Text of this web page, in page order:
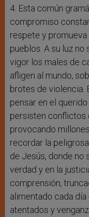
4. Esta común
compromiso
respete y
pueblos. A su luz
vigor los males de
afligen al mundo,
brotes de violencia.
pensar en el
persisten conflictos
provocando
recordar la
de Jesús, donde no
verdad y en la
comprensión,
alimentado cada
atentados y